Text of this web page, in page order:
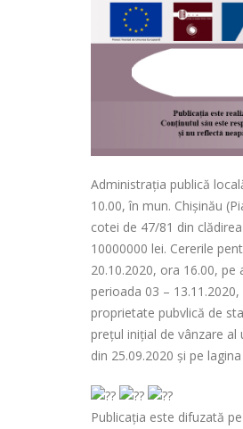
Administrația publică
10.00, în mun. Chişinău
cotei de 47/81 din
10000000 lei. Cererile
20.10.2020, ora 16.00,
perioada 03 –
proprietate pubvlică de
preţul iniţial de vânzare
din 25.09.2020 şi pe
Publicația este difuzată